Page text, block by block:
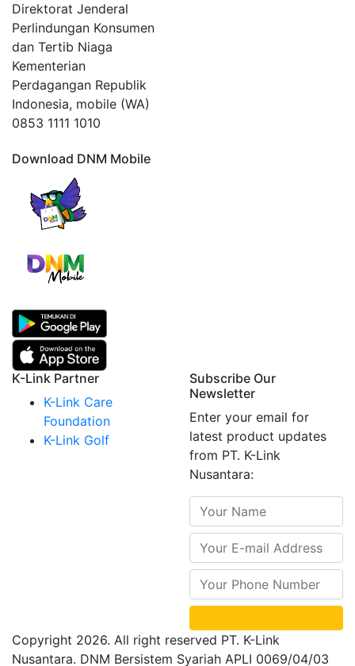
Direktorat Jenderal
Perlindungan Konsumen
dan Tertib Niaga
Kementerian
Perdagangan Republik
Indonesia, mobile (WA)
0853 1111 1010
Download DNM Mobile
K-Link Partner
K-Link Care
Foundation
K-Link Golf
Subscribe Our
Newsletter
Enter your email for
latest product updates
from PT. K-Link
Nusantara:
Copyright 2026. All right reserved PT. K-Link
Nusantara. DNM Bersistem Syariah APLI 0069/04/03